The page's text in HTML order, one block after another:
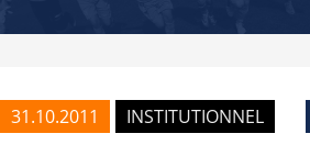
31.10.2011 INSTITUTIONNEL